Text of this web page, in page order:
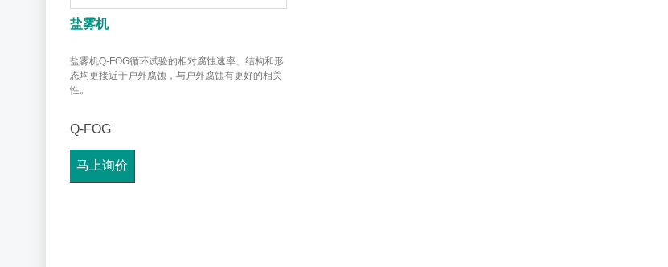
盐雾机
盐雾机Q-FOG循环试验的相对腐蚀速率、结构和形
态均更接近于户外腐蚀，与户外腐蚀有更好的相关
性。
Q-FOG
马上询价